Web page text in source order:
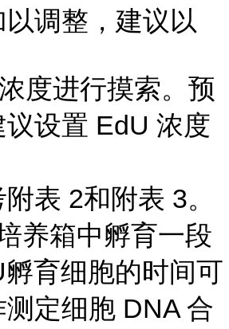
调整，建议以
度进行摸索。预
设置 EdU 浓度
表 2和附表 3。
养箱中孵育一段
育细胞的时间可
测定细胞 DNA 合